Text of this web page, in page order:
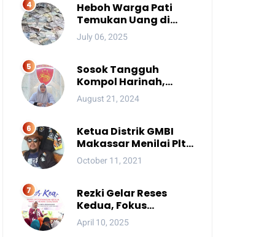
Heboh Warga Pati
Temukan Uang di
Sungai, Netizen Sebut
Fenomena Aneh
July 06, 2025
Sosok Tangguh
Kompol Harinah,
Anak Petani Kini
Perwira Menengah
August 21, 2024
Ketua Distrik GMBI
Makassar Menilai Plt.
Kasatpol PP
Makassar Melanggar
October 11, 2021
Rezki Gelar Reses
Kedua, Fokus
Perbaikan Drainase
April 10, 2025